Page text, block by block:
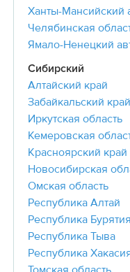
Ханты-Мансийский
Челябинская
Ямало-Ненецкий
Сибирский
Алтайский край
Забайкальский край
Иркутская область
Кемеровская
Красноярский край
Новосибирская
Омская область
Республика Алтай
Республика Бурятия
Республика Тыва
Республика